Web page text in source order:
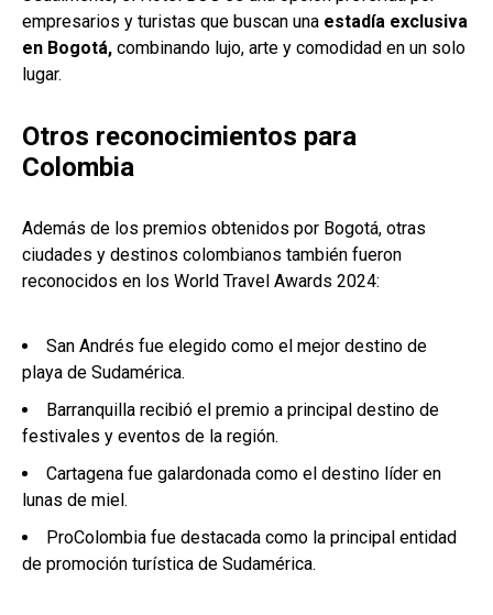
empresarios y turistas que buscan una estadía exclusiva
en Bogotá, combinando lujo, arte y comodidad en un solo
lugar.
Otros reconocimientos para
Colombia
Además de los premios obtenidos por Bogotá, otras
ciudades y destinos colombianos también fueron
reconocidos en los World Travel Awards 2024:
San Andrés fue elegido como el mejor destino de
playa de Sudamérica.
Barranquilla recibió el premio a principal destino de
festivales y eventos de la región.
Cartagena fue galardonada como el destino líder en
lunas de miel.
ProColombia fue destacada como la principal entidad
de promoción turística de Sudamérica.